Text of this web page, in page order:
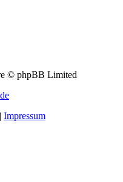
© phpBB Limited
| Impressum